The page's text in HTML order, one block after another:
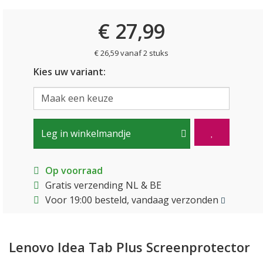
€ 27,99
€ 26,59 vanaf 2 stuks
Kies uw variant:
Leg in winkelmandje
Op voorraad
Gratis verzending NL & BE
Voor 19:00 besteld, vandaag verzonden
Lenovo Idea Tab Plus Screenprotector